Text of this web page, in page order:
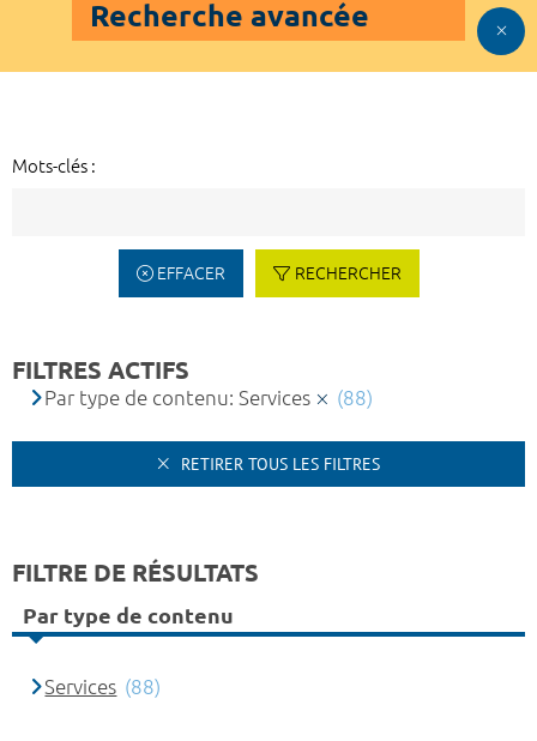
Recherche avancée
Mots-clés :
EFFACER RECHERCHER
FILTRES ACTIFS
Par type de contenu: Services (88)
RETIRER TOUS LES FILTRES
FILTRE DE RÉSULTATS
Par type de contenu
Services (88)